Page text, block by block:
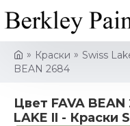
Краски Swiss
BEAN 2684
Цвет FAVA
LAKE II - Краски